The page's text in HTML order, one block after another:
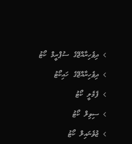
ދިވެހިރާއްޖޭގެ ސުޕްރީމް ކޯޓު
ދިވެހިރާއްޖޭގެ ހައިކޯޓު
ފެމެލީ ކޯޓު
ސިވިލް ކޯޓު
ޖުވެނައިލް ކޯޓު